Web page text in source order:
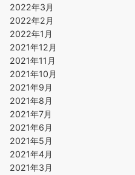
2022年3月
2022年2月
2022年1月
2021年12月
2021年11月
2021年10月
2021年9月
2021年8月
2021年7月
2021年6月
2021年5月
2021年4月
2021年3月